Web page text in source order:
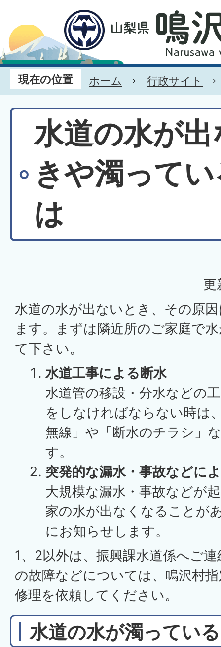
現在の位置 ホーム 行政サイト
水道の水が
きや濁って
は
更
水道の水が出ないとき、その原
ます。まずは隣近所のご家庭で
て下さい。
水道工事による断水
水道管の移設・分水などの
をしなければならない時は
無線」や「断水のチラシ」
す。
突発的な漏水・事故などに
大規模な漏水・事故などが
家の水が出なくなることが
にお知らせします。
1、2以外は、振興課水道係へご
の故障などについては、鳴沢村
修理を依頼してください。
水道の水が濁ってい